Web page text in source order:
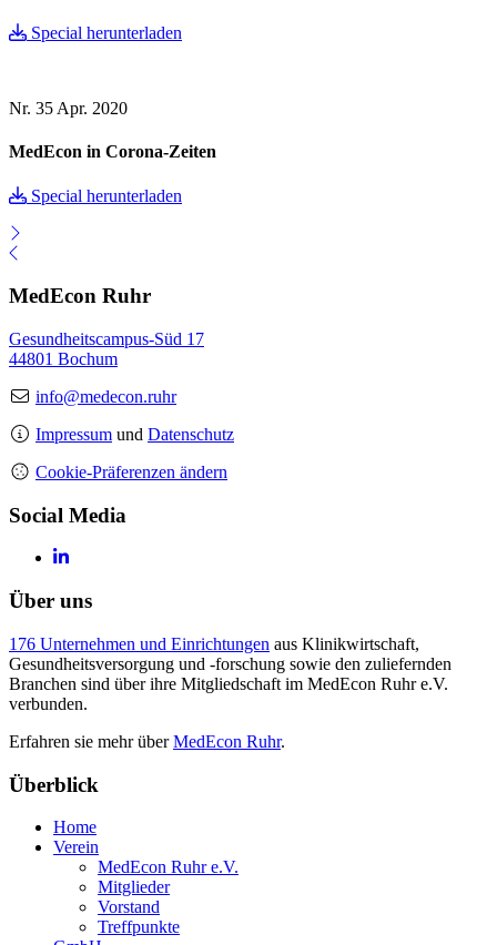
Special herunterladen
Nr. 35 Apr. 2020
MedEcon in Corona-Zeiten
Special herunterladen
MedEcon Ruhr
Gesundheitscampus-Süd 17
44801 Bochum
info@medecon.ruhr
Impressum und Datenschutz
Cookie-Präferenzen ändern
Social Media
Über uns
176 Unternehmen und Einrichtungen aus Klinikwirtschaft,
Gesundheitsversorgung und -forschung sowie den zuliefernden
Branchen sind über ihre Mitgliedschaft im MedEcon Ruhr e.V.
verbunden.
Erfahren sie mehr überMedEcon Ruhr.
Überblick
Home
Verein
MedEcon Ruhr e.V.
Mitglieder
Vorstand
Treffpunkte